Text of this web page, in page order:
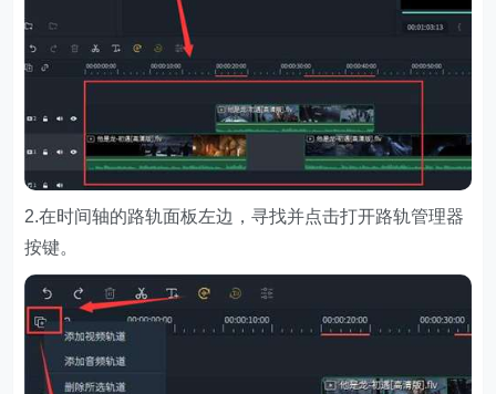
2.在时间轴的路轨面板左边，寻找并点击打开路轨管理器
按键。